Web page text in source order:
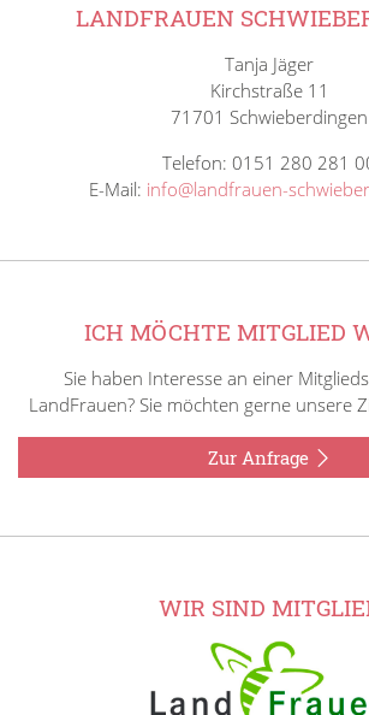
LANDFRAUEN
Tanja Jäger
Kirchstraße 11
71701 Schwieberdingen
Telefon: 0151 280 281
E-Mail: info@landfrauen-
ICH MÖCHTE MITGLIED
Sie haben Interesse an einer
LandFrauen? Sie möchten gerne unsere
Zur Anfrage
WIR SIND